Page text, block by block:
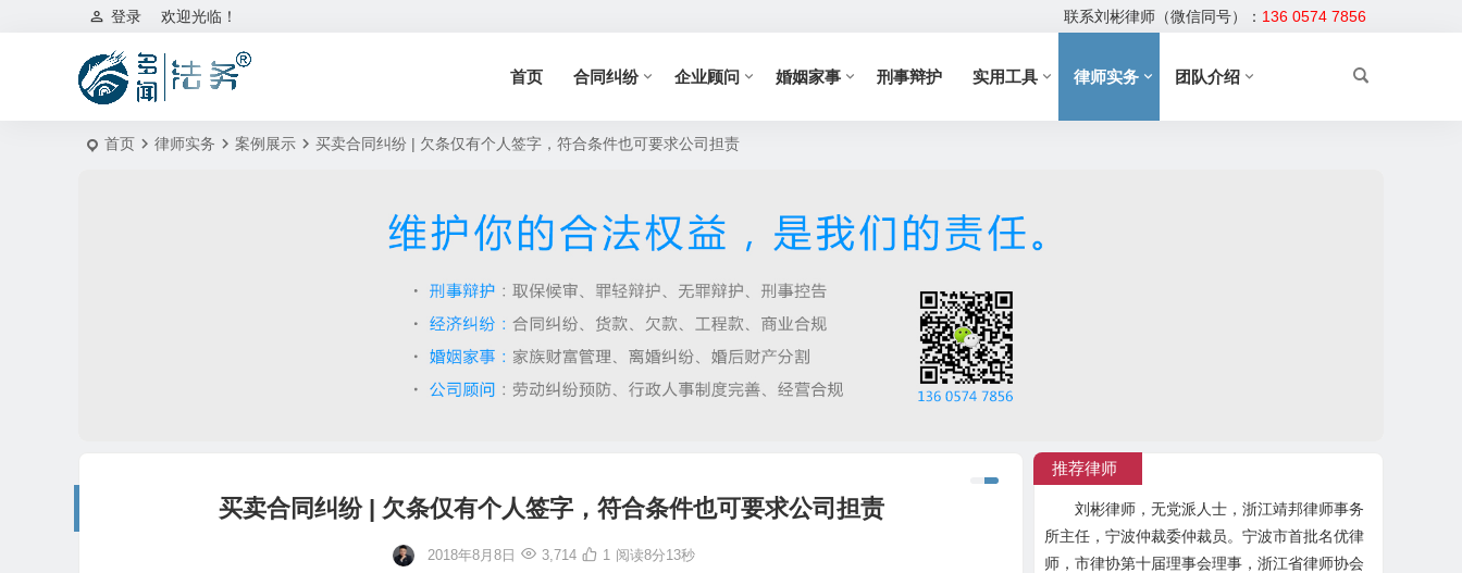
欢迎光临！
登录 联系刘彬律师（微信同号）： 136 0574 7856
首页 合同纠纷 企业顾问 婚姻家事 刑事辩护 实用工具 律师实务 团队介绍
首页 律师实务 案例展示 买卖合同纠纷 | 欠条仅有个人签字，符合条件也可要求公司担责
买卖合同纠纷 | 欠条仅有个人签字，符合条件也可要求公司担责
2018年8月8日 3,714 1 阅读8分13秒
推荐律师
刘彬律师，无党派人士，浙江靖邦律师事务
所主任，宁波仲裁委仲裁员。宁波市首批名优律
师，市律协第十届理事会理事，浙江省律师协会